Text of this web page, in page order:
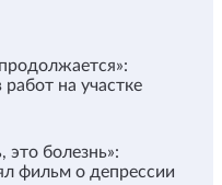
на участке
это болезнь»:
фильм о депрессии